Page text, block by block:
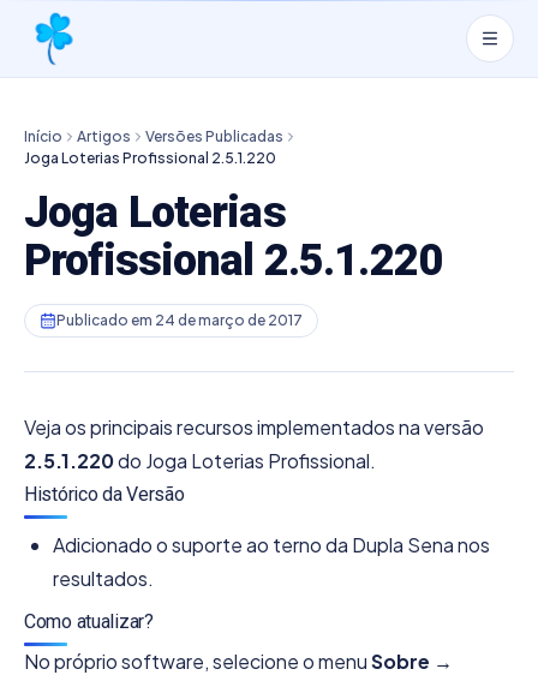
Início Artigos
Versões Publicadas
Joga Loterias Profissional 2.5.1.220
Joga Loterias
Profissional 2.5.1.220
Publicado em 24 de março de 2017
Veja os principais recursos implementados na versão
2.5.1.220do Joga Loterias Profissional.
Histórico da Versão
Adicionado o suporte ao terno da Dupla Sena nos
resultados.
Como atualizar?
No próprio software, selecione o menuSobre →